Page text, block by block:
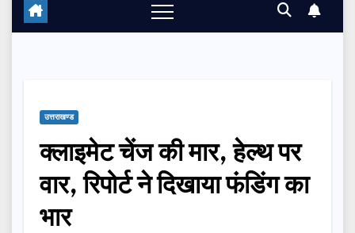
उत्तराखण्ड
क्लाइमेट चेंज की मार, हेल्थ पर
वार, रिपोर्ट ने दिखाया फंडिंग का
भार